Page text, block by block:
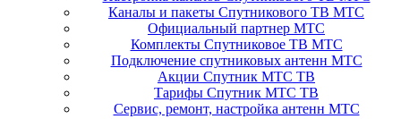
Каналы и пакеты Спутникового ТВ МТС
Официальный партнер МТС
Комплекты Спутниковое ТВ МТС
Подключение спутниковых антенн МТС
Акции Спутник МТС ТВ
Тарифы Спутник МТС ТВ
Сервис, ремонт, настройка антенн МТС